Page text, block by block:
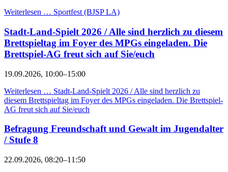
Weiterlesen … Sportfest (BJSP LA)
Stadt-Land-Spielt 2026 / Alle sind herzlich zu diesem
Brettspieltag im Foyer des MPGs eingeladen. Die
Brettspiel-AG freut sich auf Sie/euch
19.09.2026, 10:00–15:00
Weiterlesen … Stadt-Land-Spielt 2026 / Alle sind herzlich zu
diesem Brettspieltag im Foyer des MPGs eingeladen. Die Brettspiel-
AG freut sich auf Sie/euch
Befragung Freundschaft und Gewalt im Jugendalter
/ Stufe 8
22.09.2026, 08:20–11:50